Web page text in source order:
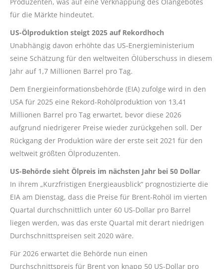
für die Märkte hindeutet.
US-Ölproduktion steigt 2025 auf Rekordhoch
Unabhängig davon erhöhte das US-Energieministerium
seine Schätzung für den weltweiten Ölüberschuss in diesem
Jahr auf 1,7 Millionen Barrel pro Tag.
Dem Energieinformationsbehörde (EIA) zufolge wird in den
USA für 2025 eine Rekord-Rohölproduktion von 13,41
Millionen Barrel pro Tag erwartet, bevor diese 2026
aufgrund niedrigerer Preise wieder zurückgehen soll. Der
Rückgang der Produktion wäre der erste seit 2021 für den
weltweit größten Ölproduzenten.
US-Behörde sieht Ölpreis im nächsten Jahr bei 50 Dollar
In ihrem „Kurzfristigen Energieausblick“ prognostizierte die
EIA am Dienstag, dass die Preise für Brent-Rohöl im vierten
Quartal durchschnittlich unter 60 US-Dollar pro Barrel
liegen werden, was das erste Quartal mit derart niedrigen
Durchschnittspreisen seit 2020 wäre.
Für 2026 erwartet die Behörde nun einen
Durchschnittspreis für Brent von knapp 50 US-Dollar pro